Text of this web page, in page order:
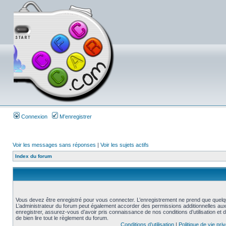
Connexion M’enregistrer
Voir les messages sans réponses | Voir les sujets actifs
Index du forum
Vous devez être enregistré pour vous connecter. L’enregistrement ne prend que
L’administrateur du forum peut également accorder des permissions additionnelles
enregistrer, assurez-vous d’avoir pris connaissance de nos conditions d’utilisation et
de bien lire tout le règlement du forum.
Conditions d’utilisation| Politique de vie